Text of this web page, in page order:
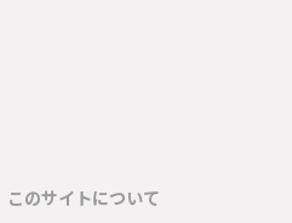
このサイトについて